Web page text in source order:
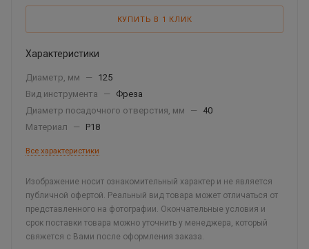
КУПИТЬ В 1 КЛИК
Характеристики
Диаметр, мм —
125
Вид инструмента
—
Фреза
Диаметр посадочного отверстия, мм
—
40
Материал
— Р18
Все характеристики
Изображение носит ознакомительный характер и не является
публичной офертой. Реальный вид товара может отличаться от
представленного на фотографии. Окончательные условия и
срок поставки товара можно уточнить у менеджера, который
свяжется с Вами после оформления заказа.